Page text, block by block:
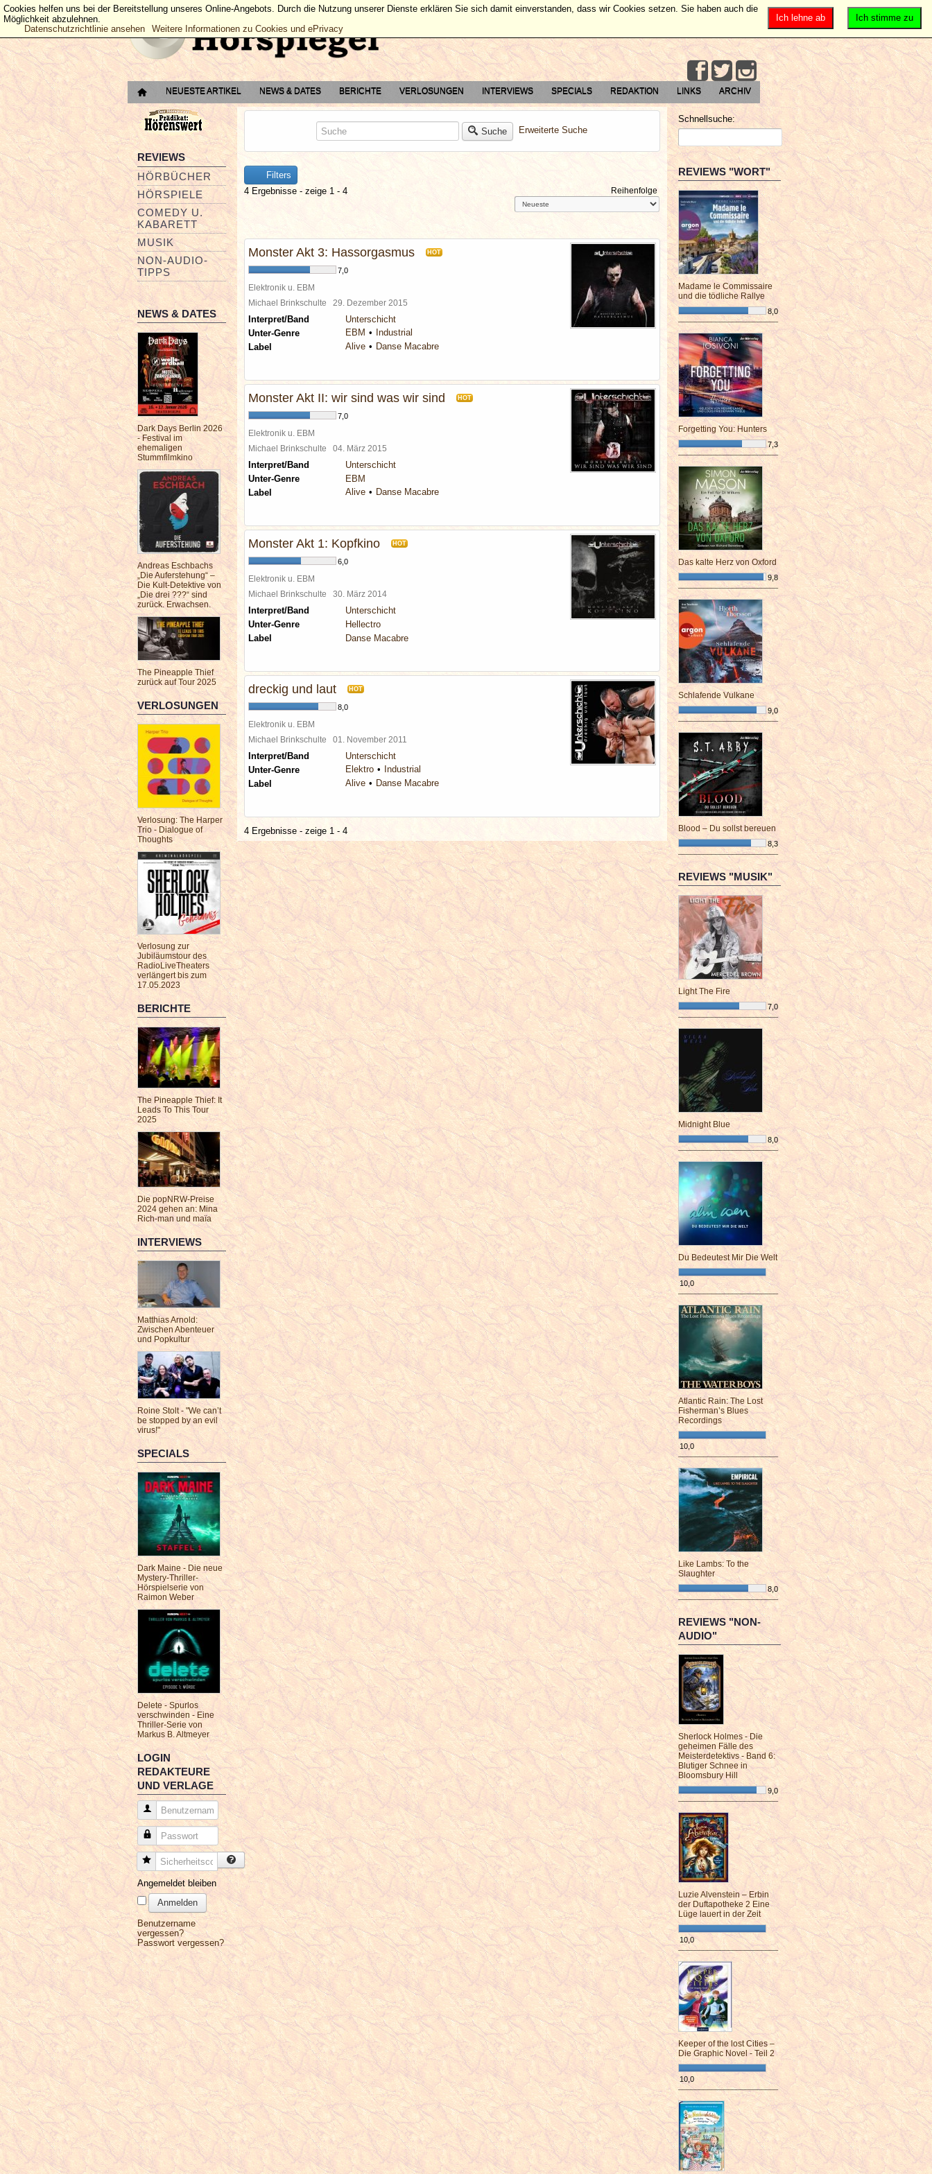
NEUESTE ARTIKEL NEWS & DATES BERICHTE VERLOSUNGEN INTERVIEWS SPECIALS REDAKTION LINKS ARCHIV
REVIEWS
HÖRBÜCHER
HÖRSPIELE
COMEDY U.
KABARETT
MUSIK
NON-AUDIO-
TIPPS
NEWS & DATES
Dark Days Berlin 2026
- Festival im
ehemaligen
Stummfilmkino
Andreas Eschbachs
„Die Auferstehung“ –
Die Kult-Detektive von
„Die drei ???“ sind
zurück. Erwachsen.
The Pineapple Thief
zurück auf Tour 2025
VERLOSUNGEN
Verlosung: The Harper
Trio - Dialogue of
Thoughts
Verlosung zur
Jubiläumstour des
RadioLiveTheaters
verlängert bis zum
17.05.2023
BERICHTE
The Pineapple Thief: It
Leads To This Tour
2025
Die popNRW-Preise
2024 gehen an: Mina
Rich-man und maïa
INTERVIEWS
Matthias Arnold:
Zwischen Abenteuer
und Popkultur
Roine Stolt - "We can’t
be stopped by an evil
virus!"
SPECIALS
Dark Maine - Die neue
Mystery-Thriller-
Hörspielserie von
Raimon Weber
Delete - Spurlos
verschwinden - Eine
Thriller-Serie von
Markus B. Altmeyer
LOGIN
REDAKTEURE
UND VERLAGE
Benutzername
Passwort
Sicherheitscode
Angemeldet bleiben
Anmelden
Benutzername
vergessen?
Passwort vergessen?
Suche Erweiterte Suche
Filters
4 Ergebnisse - zeige 1 - 4
Reihenfolge
Monster Akt 3: Hassorgasmus HOT
7,0
Elektronik u. EBM
Michael Brinkschulte 29. Dezember 2015
Interpret/Band
Unterschicht
Unter-Genre
EBM
Industrial
Label
Alive Danse Macabre
Monster Akt II: wir sind was wir sind HOT
7,0
Elektronik u. EBM
Michael Brinkschulte 04. März 2015
Interpret/Band
Unterschicht
Unter-Genre
EBM
Label
Alive Danse Macabre
Monster Akt 1: Kopfkino HOT
6,0
Elektronik u. EBM
Michael Brinkschulte 30. März 2014
Interpret/Band
Unterschicht
Unter-Genre
Hellectro
Label
Danse Macabre
dreckig und laut HOT
8,0
Elektronik u. EBM
Michael Brinkschulte 01. November 2011
Interpret/Band
Unterschicht
Unter-Genre
Elektro
Industrial
Label
Alive Danse Macabre
4 Ergebnisse - zeige 1 - 4
Schnellsuche:
REVIEWS "WORT"
Madame le Commissaire
und die tödliche Rallye
8,0
¯¯¯¯¯¯¯¯¯¯¯¯¯¯¯¯¯¯¯¯¯¯¯¯
Forgetting You: Hunters
7,3
¯¯¯¯¯¯¯¯¯¯¯¯¯¯¯¯¯¯¯¯¯¯¯¯
Das kalte Herz von Oxford
9,8
¯¯¯¯¯¯¯¯¯¯¯¯¯¯¯¯¯¯¯¯¯¯¯¯
Schlafende Vulkane
9,0
¯¯¯¯¯¯¯¯¯¯¯¯¯¯¯¯¯¯¯¯¯¯¯¯
Blood – Du sollst bereuen
8,3
¯¯¯¯¯¯¯¯¯¯¯¯¯¯¯¯¯¯¯¯¯¯¯¯
REVIEWS "MUSIK"
Light The Fire
7,0
¯¯¯¯¯¯¯¯¯¯¯¯¯¯¯¯¯¯¯¯¯¯¯¯
Midnight Blue
8,0
¯¯¯¯¯¯¯¯¯¯¯¯¯¯¯¯¯¯¯¯¯¯¯¯
Du Bedeutest Mir Die Welt
10,0
¯¯¯¯¯¯¯¯¯¯¯¯¯¯¯¯¯¯¯¯¯¯¯¯
Atlantic Rain: The Lost
Fisherman’s Blues
Recordings
10,0
¯¯¯¯¯¯¯¯¯¯¯¯¯¯¯¯¯¯¯¯¯¯¯¯
Like Lambs: To the
Slaughter
8,0
¯¯¯¯¯¯¯¯¯¯¯¯¯¯¯¯¯¯¯¯¯¯¯¯
REVIEWS "NON-
AUDIO"
Sherlock Holmes - Die
geheimen Fälle des
Meisterdetektivs - Band 6:
Blutiger Schnee in
Bloomsbury Hill
9,0
¯¯¯¯¯¯¯¯¯¯¯¯¯¯¯¯¯¯¯¯¯¯¯¯
Luzie Alvenstein – Erbin
der Duftapotheke 2 Eine
Lüge lauert in der Zeit
10,0
¯¯¯¯¯¯¯¯¯¯¯¯¯¯¯¯¯¯¯¯¯¯¯¯
Keeper of the lost Cities –
Die Graphic Novel - Teil 2
10,0
¯¯¯¯¯¯¯¯¯¯¯¯¯¯¯¯¯¯¯¯¯¯¯¯
Ich stimme zu
Ich lehne ab
Cookies helfen uns bei der Bereitstellung unseres Online-Angebots. Durch die Nutzung unserer Dienste erklären Sie sich damit einverstanden, dass wir Cookies setzen. Sie haben auch die
Möglichkeit abzulehnen.
Datenschutzrichtlinie ansehen
Weitere Informationen zu Cookies und ePrivacy